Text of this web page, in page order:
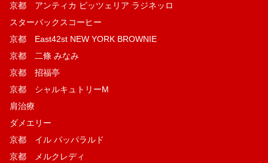
京都 アンティカ ピッツェリア ラジネッロ
スターバックスコーヒー
京都 East42st NEW YORK BROWNIE
京都 二條 みなみ
京都 招福亭
京都 シャルキュトリーM
肩治療
ダメエリー
京都 イル パッパラルド
京都 メルクレディ